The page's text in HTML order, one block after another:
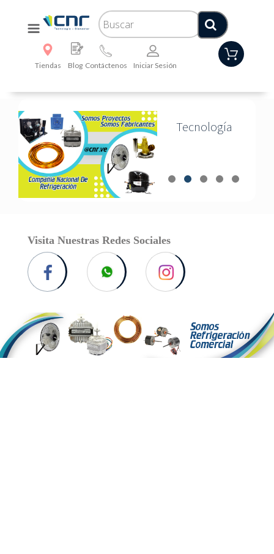
Tiendas Blog Contáctenos Iniciar Sesión
Tecnología
Visita Nuestras Redes Sociales